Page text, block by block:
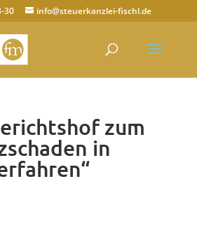
30 info@steuerkanzlei-fischl.de
zum
in